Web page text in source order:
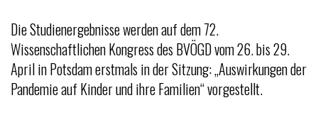
Die Studienergebnisse werden auf dem 72.
Wissenschaftlichen Kongress des BVÖGD vom 26. bis 29.
April in Potsdam erstmals in der Sitzung: „Auswirkungen der
Pandemie auf Kinder und ihre Familien“ vorgestellt.